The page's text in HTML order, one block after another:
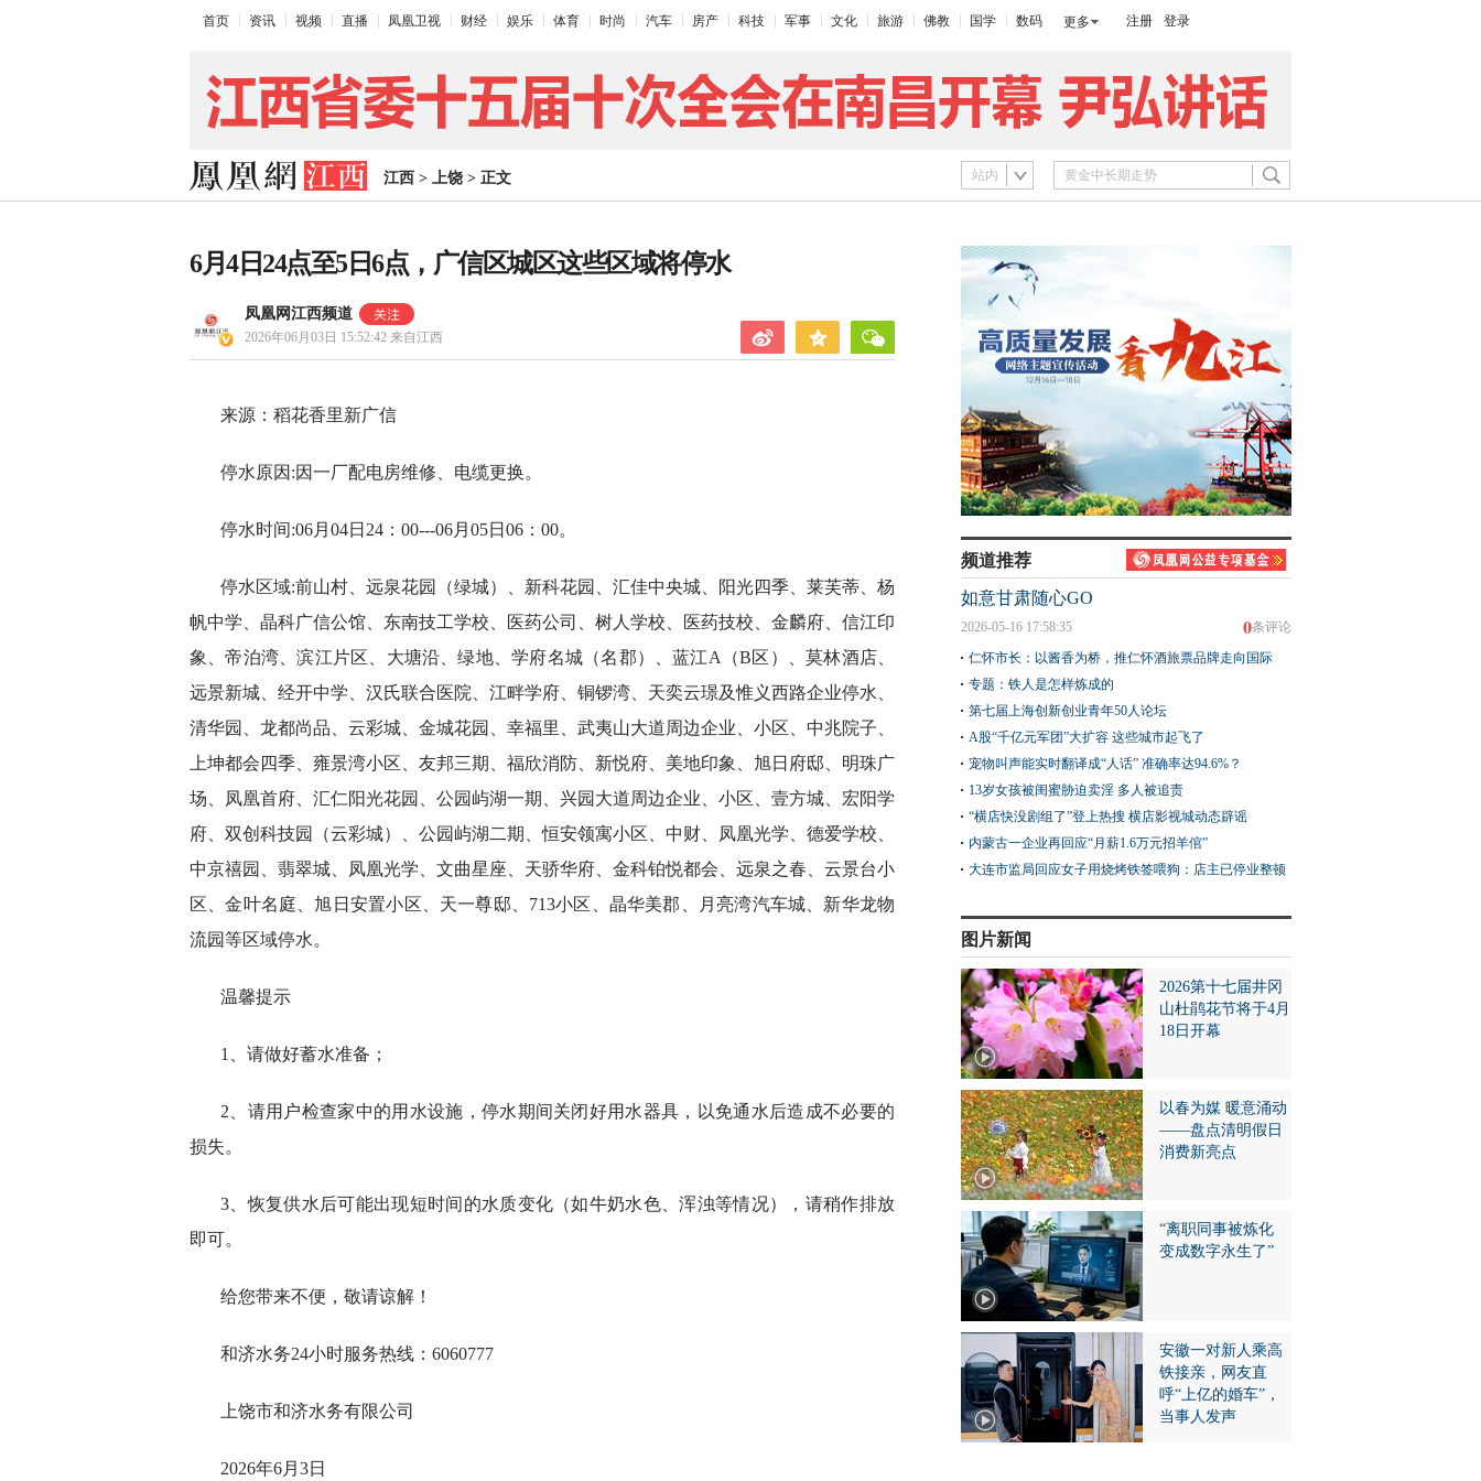
首页 资讯 视频 直播 凤凰卫视 财经 娱乐 体育 时尚 汽车 房产 科技 军事 文化 旅游 佛教 国学 数码 更多 注册 登录
江西 > 上饶 > 正文 站内
6月4日24点至5日6点，广信区城区这些区域将停水
凤凰网江西频道
2026年06月03日 15:52:42 来自江西
来源：稻花香里新广信
停水原因:因一厂配电房维修、电缆更换。
停水时间:06月04日24：00---06月05日06：00。
停水区域:前山村、远泉花园（绿城）、新科花园、汇佳中央城、阳光四季、莱芙蒂、杨
帆中学、晶科广信公馆、东南技工学校、医药公司、树人学校、医药技校、金麟府、信江印
象、帝泊湾、滨江片区、大塘沿、绿地、学府名城（名郡）、蓝江A（B区）、莫林酒店、
远景新城、经开中学、汉氏联合医院、江畔学府、铜锣湾、天奕云璟及惟义西路企业停水、
清华园、龙都尚品、云彩城、金城花园、幸福里、武夷山大道周边企业、小区、中兆院子、
上坤都会四季、雍景湾小区、友邦三期、福欣消防、新悦府、美地印象、旭日府邸、明珠广
场、凤凰首府、汇仁阳光花园、公园屿湖一期、兴园大道周边企业、小区、壹方城、宏阳学
府、双创科技园（云彩城）、公园屿湖二期、恒安领寓小区、中财、凤凰光学、德爱学校、
中京禧园、翡翠城、凤凰光学、文曲星座、天骄华府、金科铂悦都会、远泉之春、云景台小
区、金叶名庭、旭日安置小区、天一尊邸、713小区、晶华美郡、月亮湾汽车城、新华龙物
流园等区域停水。
温馨提示
1、请做好蓄水准备；
2、请用户检查家中的用水设施，停水期间关闭好用水器具，以免通水后造成不必要的
损失。
3、恢复供水后可能出现短时间的水质变化（如牛奶水色、浑浊等情况），请稍作排放
即可。
给您带来不便，敬请谅解！
和济水务24小时服务热线：6060777
上饶市和济水务有限公司
2026年6月3日
频道推荐
如意甘肃随心GO
0条评论
2026-05-16 17:58:35
仁怀市长：以酱香为桥，推仁怀酒旅票品牌走向国际
专题：铁人是怎样炼成的
第七届上海创新创业青年50人论坛
A股“千亿元军团”大扩容 这些城市起飞了
宠物叫声能实时翻译成“人话” 准确率达94.6%？
13岁女孩被闺蜜胁迫卖淫 多人被追责
“横店快没剧组了”登上热搜 横店影视城动态辟谣
内蒙古一企业再回应“月薪1.6万元招羊倌”
大连市监局回应女子用烧烤铁签喂狗：店主已停业整顿
图片新闻
2026第十七届井冈
山杜鹃花节将于4月
18日开幕
以春为媒 暖意涌动
——盘点清明假日
消费新亮点
“离职同事被炼化
变成数字永生了”
安徽一对新人乘高
铁接亲，网友直
呼“上亿的婚车”，
当事人发声